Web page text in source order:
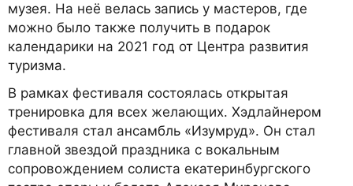
музея. На неё велась запись у мастеров, где
можно было также получить в подарок
календарики на 2021 год от Центра развития
туризма.
В рамках фестиваля состоялась открытая
тренировка для всех желающих. Хэдлайнером
фестиваля стал ансамбль «Изумруд». Он стал
главной звездой праздника с вокальным
сопровождением солиста екатеринбургского